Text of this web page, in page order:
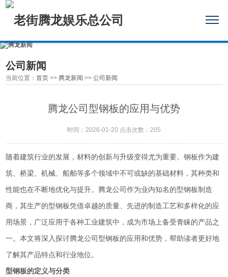
公司新闻
当前位置：首页 >> 腾龙新闻 >>公司新闻
腾龙公司型钢板的应用与优势
时间：2026-01-20 点击次数：205
随着建筑行业的发展，材料的创新与升级变得尤为重要。钢板作为建
筑、桥梁、机械、船舶等多个领域中不可或缺的基础材料，其种类和
性能也在不断地优化与提升。腾龙公司作为业内知名的型钢板制造
商，其生产的型钢板凭借卓越的质量、先进的制造工艺和多样化的应
用场景，广泛应用于各种工业建筑中，成为市场上备受青睐的产品之
一。本文将深入探讨腾龙公司型钢板的应用和优势，帮助读者更好地
了解其产品特点和行业地位。
型钢板的定义与分类